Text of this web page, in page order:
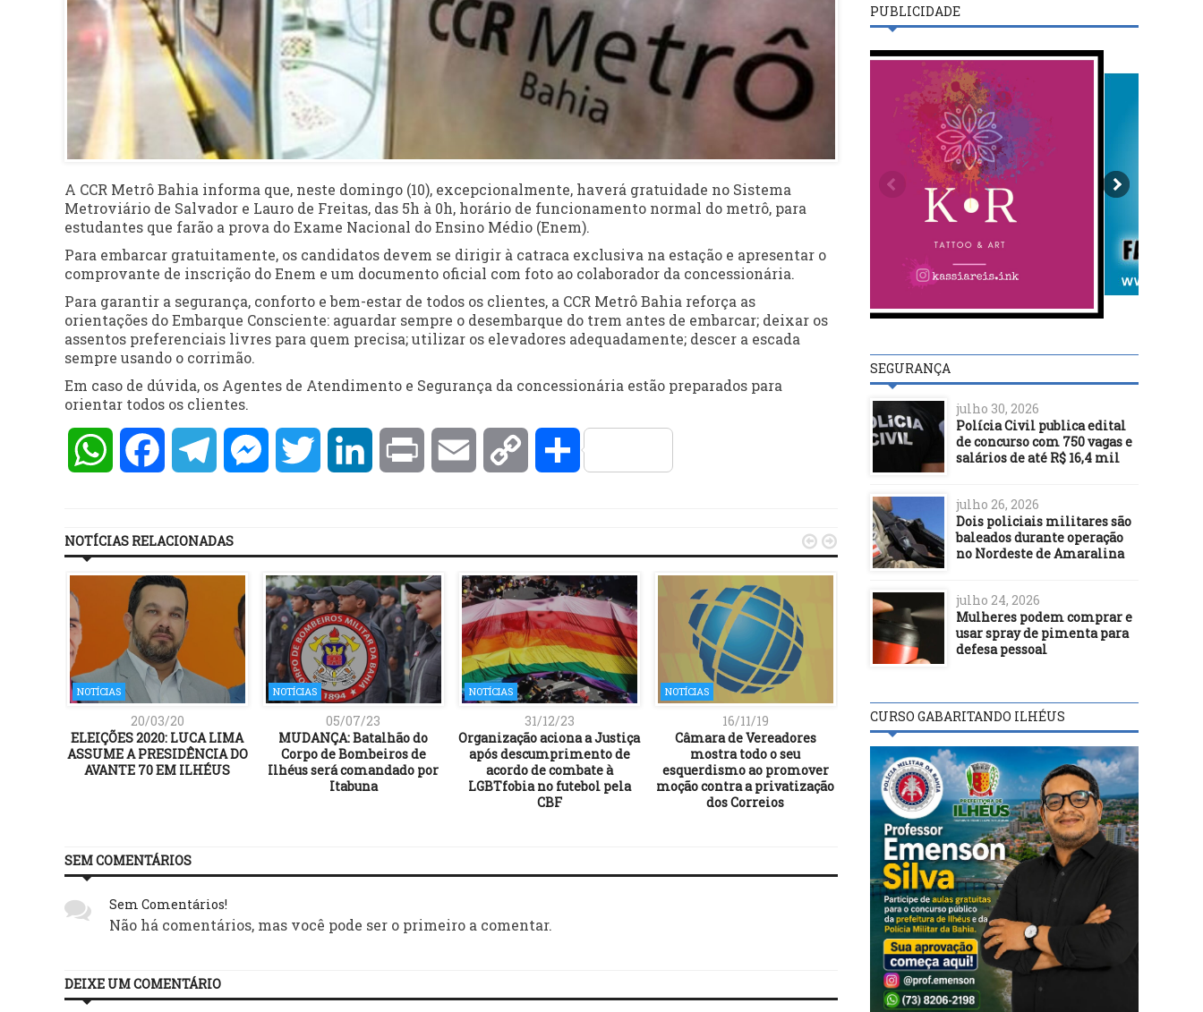
A CCR Metrô Bahia informa que, neste domingo (10), excepcionalmente, haverá gratuidade no Sistema
Metroviário de Salvador e Lauro de Freitas, das 5h à 0h, horário de funcionamento normal do metrô, para
estudantes que farão a prova do Exame Nacional do Ensino Médio (Enem).
Para embarcar gratuitamente, os candidatos devem se dirigir à catraca exclusiva na estação e apresentar o
comprovante de inscrição do Enem e um documento oficial com foto ao colaborador da concessionária.
Para garantir a segurança, conforto e bem-estar de todos os clientes, a CCR Metrô Bahia reforça as
orientações do Embarque Consciente: aguardar sempre o desembarque do trem antes de embarcar; deixar os
assentos preferenciais livres para quem precisa; utilizar os elevadores adequadamente; descer a escada
sempre usando o corrimão.
Em caso de dúvida, os Agentes de Atendimento e Segurança da concessionária estão preparados para
orientar todos os clientes.
WhatsAppFacebookTelegramMessengerTwitter LinkedInPrint Email Copy Compartilhar
NOTÍCIAS RELACIONADAS
NOTÍCIAS
20/03/20
ELEIÇÕES 2020: LUCA LIMA
ASSUME A PRESIDÊNCIA DO
AVANTE 70 EM ILHÉUS
NOTÍCIAS
05/07/23
MUDANÇA: Batalhão do
Corpo de Bombeiros de
Ilhéus será comandado por
Itabuna
NOTÍCIAS
31/12/23
Organização aciona a Justiça
após descumprimento de
acordo de combate à
LGBTfobia no futebol pela
CBF
NOTÍCIAS
16/11/19
Câmara de Vereadores
mostra todo o seu
esquerdismo ao promover
moção contra a privatização
dos Correios
27/03/24
Programa Acelera Itabuna
deixa o Bairro Jardim
Jaçanã de cara nova
NOTÍCIAS
economistas
 
SEM COMENTÁRIOS
Sem Comentários!
Não há comentários, mas você pode ser o primeiro a comentar.
DEIXE UM COMENTÁRIO
PUBLICIDADE
SEGURANÇA
julho 30, 2026
Polícia Civil publica edital
de concurso com 750 vagas e
salários de até R$ 16,4 mil
julho 26, 2026
Dois policiais militares são
baleados durante operação
no Nordeste de Amaralina
julho 24, 2026
Mulheres podem comprar e
usar spray de pimenta para
defesa pessoal
CURSO GABARITANDO ILHÉUS